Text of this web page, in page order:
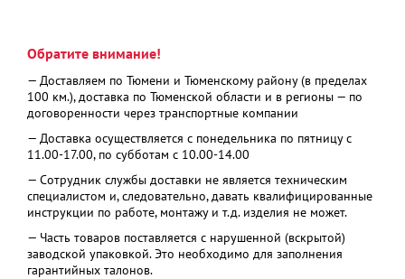
Обратите внимание!
— Доставляем по Тюмени и Тюменскому району (в пределах
100 км.), доставка по Тюменской области и в регионы — по
договоренности через транспортные компании
— Доставка осуществляется с понедельника по пятницу с
11.00-17.00, по субботам с 10.00-14.00
— Сотрудник службы доставки не является техническим
специалистом и, следовательно, давать квалифицированные
инструкции по работе, монтажу и т.д. изделия не может.
— Часть товаров поставляется с нарушенной (вскрытой)
заводской упаковкой. Это необходимо для заполнения
гарантийных талонов.